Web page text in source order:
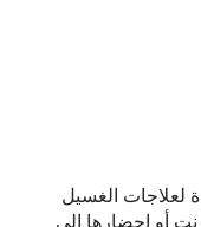
لعلاجات الغسيل